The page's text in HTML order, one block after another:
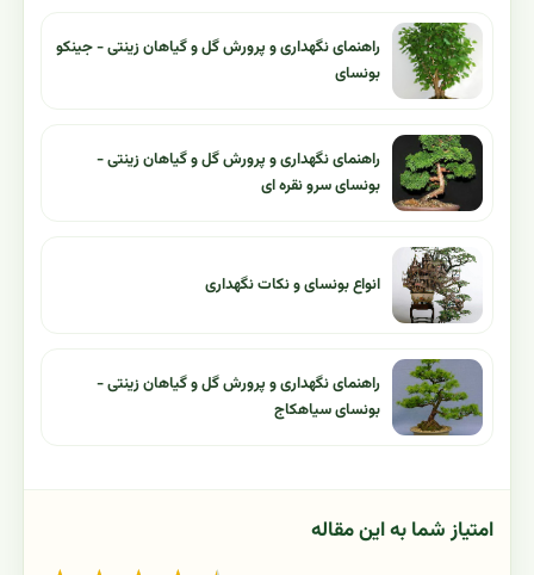
راهنمای نگهداری و پرورش گل و گیاهان زینتی - جینکو
بونسای
راهنمای نگهداری و پرورش گل و گیاهان زینتی -
بونسای سرو نقره ای
انواع بونسای و نکات نگهداری
راهنمای نگهداری و پرورش گل و گیاهان زینتی -
بونسای سیاهکاج
امتیاز شما به این مقاله